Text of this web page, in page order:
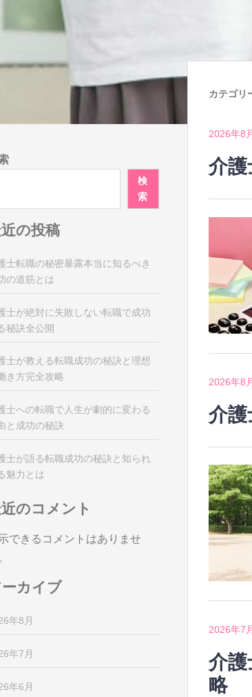
カテゴ
2026年8
介
2026年8
介
2026年7
介
略
検
索
の投稿
士転職の秘密暴露本当に知るべき
の道筋とは
士が絶対に失敗しない転職で成功
秘訣全公開
士が教える転職成功の秘訣と理想
き方完全攻略
士への転職で人生が劇的に変わる
と成功の秘訣
士が語る転職成功の秘訣と知られ
魅力とは
のコメント
できるコメントはありませ
ーカイブ
年8月
年7月
年6月